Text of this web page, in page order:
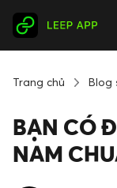
Trang chủ Blog
BẠN CÓ
NAM